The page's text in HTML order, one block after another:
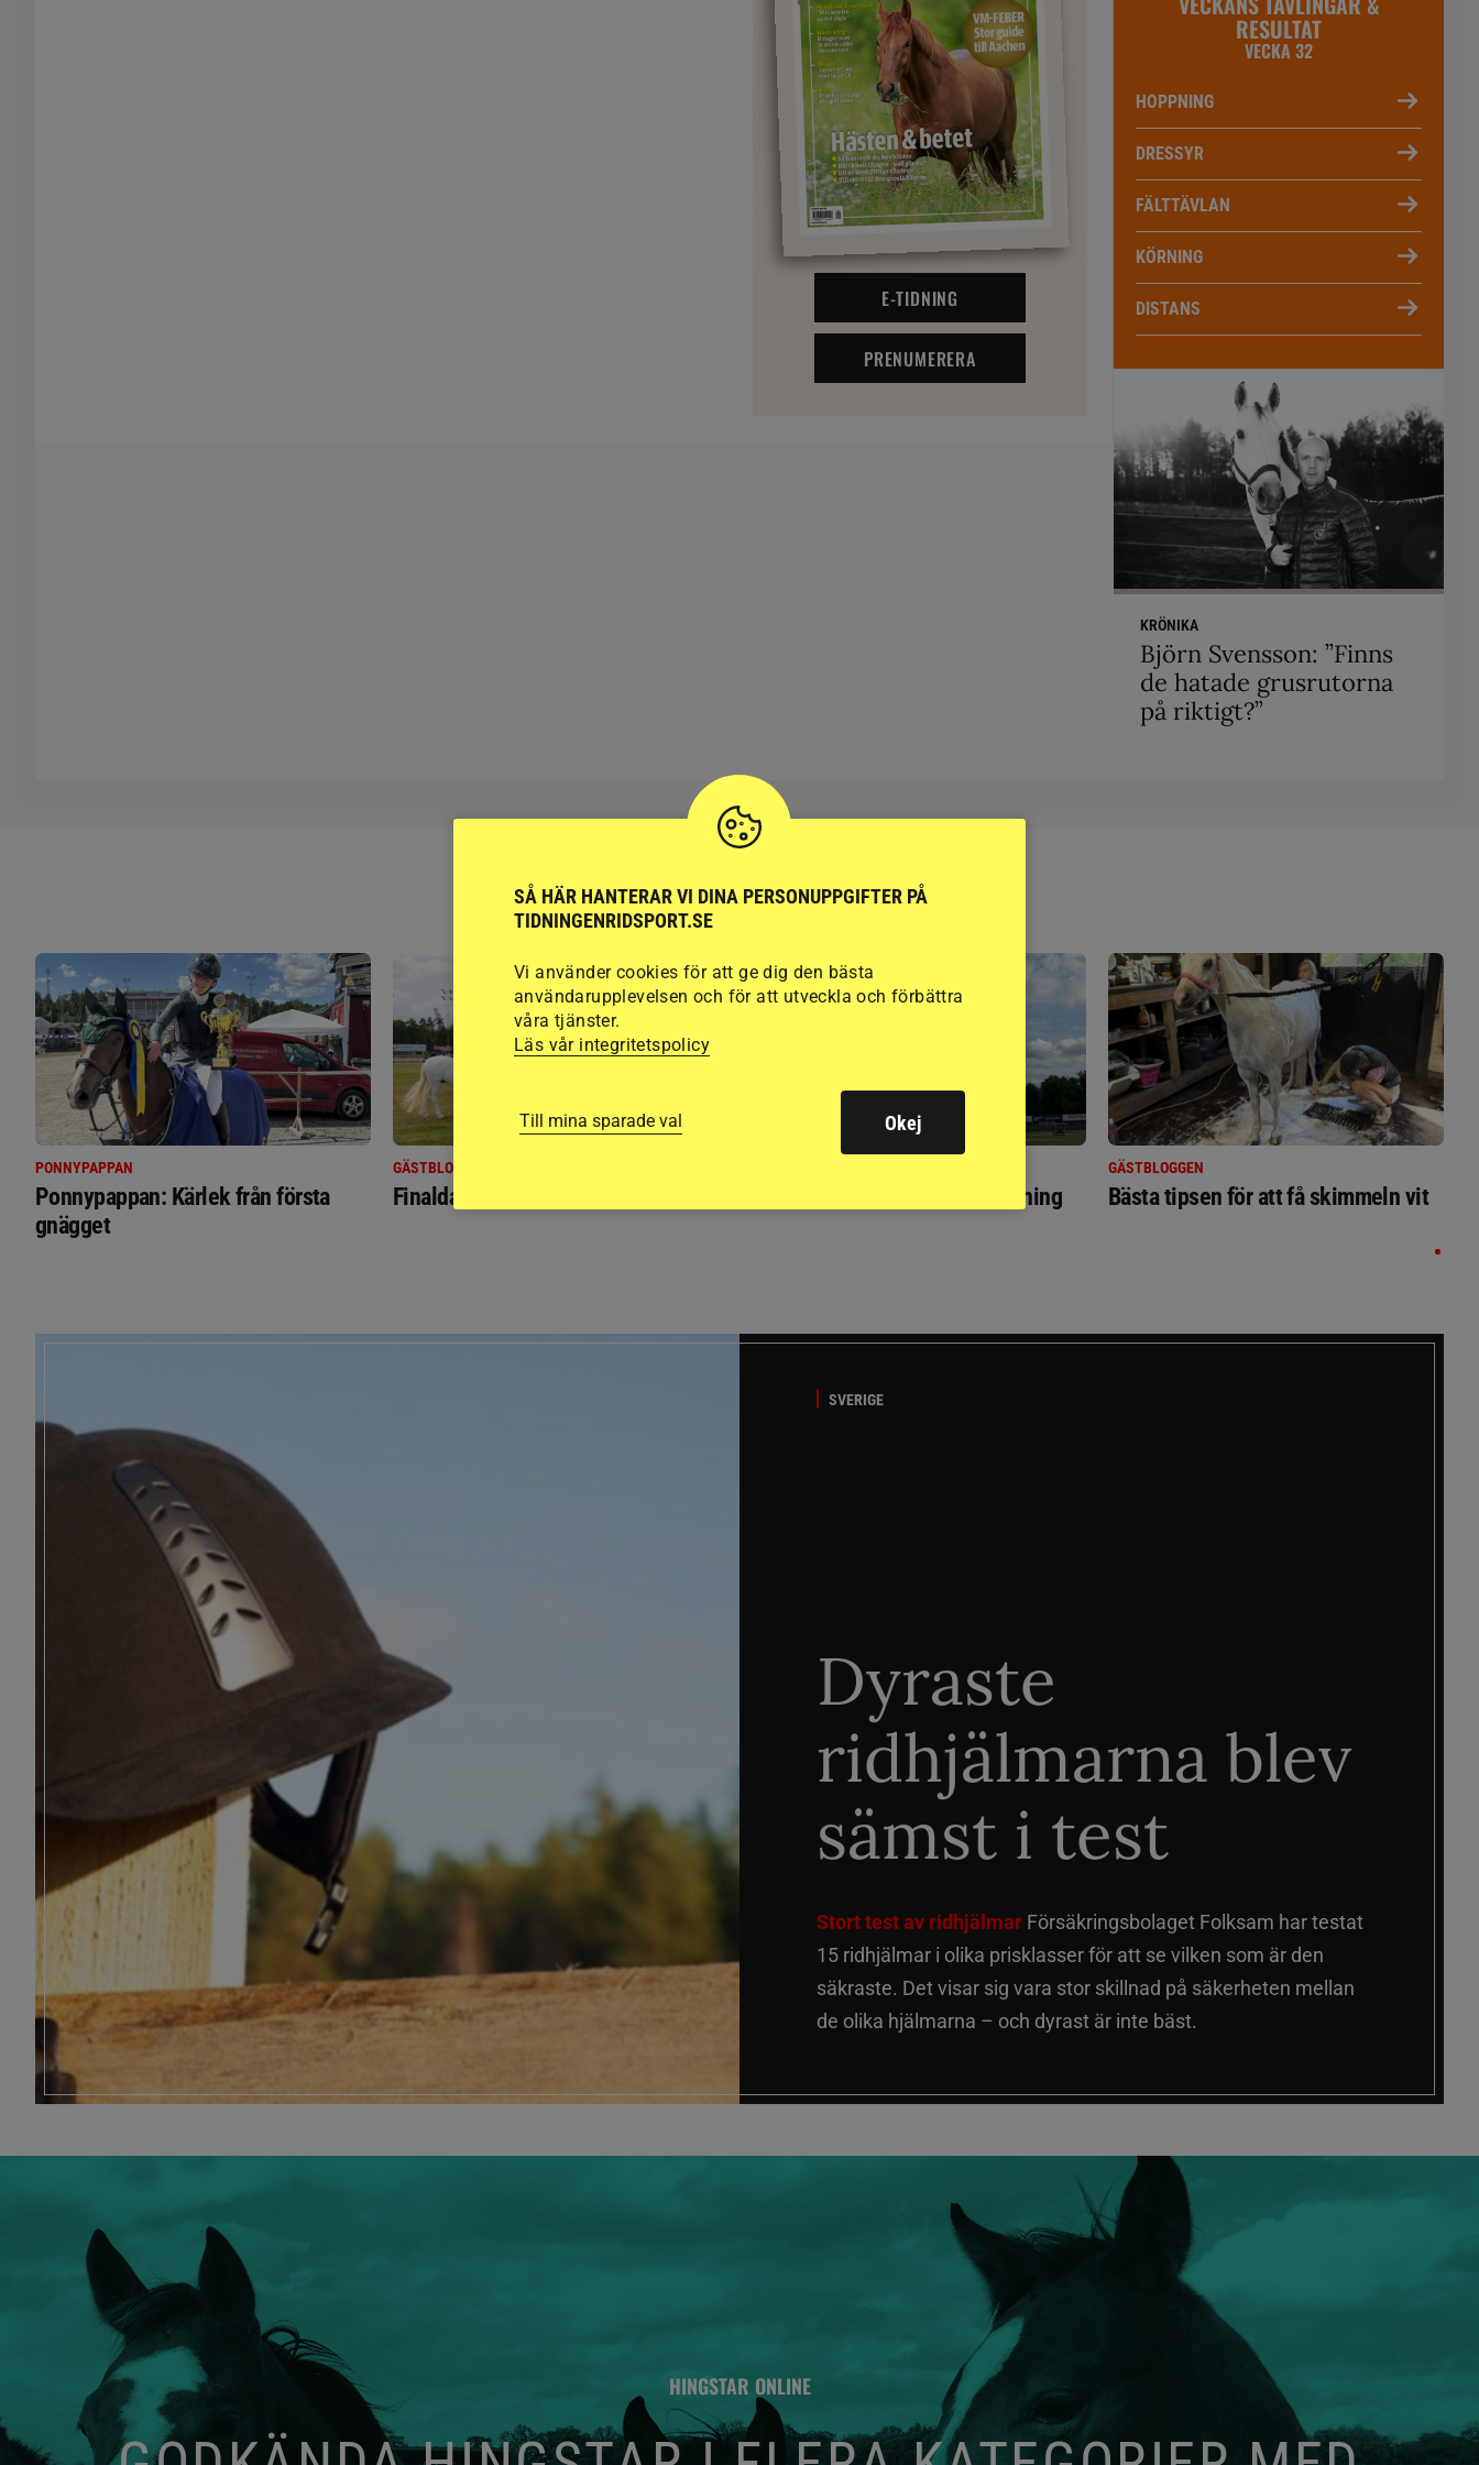
E-TIDNING
PRENUMERERA
RESULTAT
VECKA 32
HOPPNING
DRESSYR
FÄLTTÄVLAN
KÖRNING
DISTANS
KRÖNIKA
Björn Svensson: ”Finns
de hatade grusrutorna
på riktigt?”
RIDSPORT
BLOGGAR
PONNYPAPPAN
Ponnypappan: Kärlek från första
gnägget
GÄSTBLOGGEN
Finaldag med jubileumsutställning Så gick det på helgens utställning
GÄSTBLOGGEN
Bästa tipsen för att få skimmeln vit
SVERIGE
Dyraste
ridhjälmarna blev
sämst i test
Stort test av ridhjälmar Försäkringsbolaget Folksam har testat
15 ridhjälmar i olika prisklasser för att se vilken som är den
säkraste. Det visar sig vara stor skillnad på säkerheten mellan
de olika hjälmarna – och dyrast är inte bäst.
HINGSTAR ONLINE
SÅ HÄR HANTERAR VI DINA PERSONUPPGIFTER PÅ
TIDNINGENRIDSPORT.SE
Vi använder cookies för att ge dig den bästa
användarupplevelsen och för att utveckla och förbättra
våra tjänster.
Läs vår integritetspolicy
Till mina sparade val Okej